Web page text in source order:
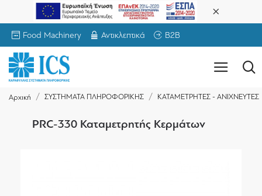
Food Machinery Αντικλεπτικά B2B
Αρχική ΣΥΣΤΗΜΑΤΑ ΠΛΗΡΟΦΟΡΙΚΗΣ ΚΑΤΑΜΕΤΡΗΤΕΣ - ΑΝΙΧΝΕΥΤΕΣ
PRC-330 Καταμετρητής Κερμάτων